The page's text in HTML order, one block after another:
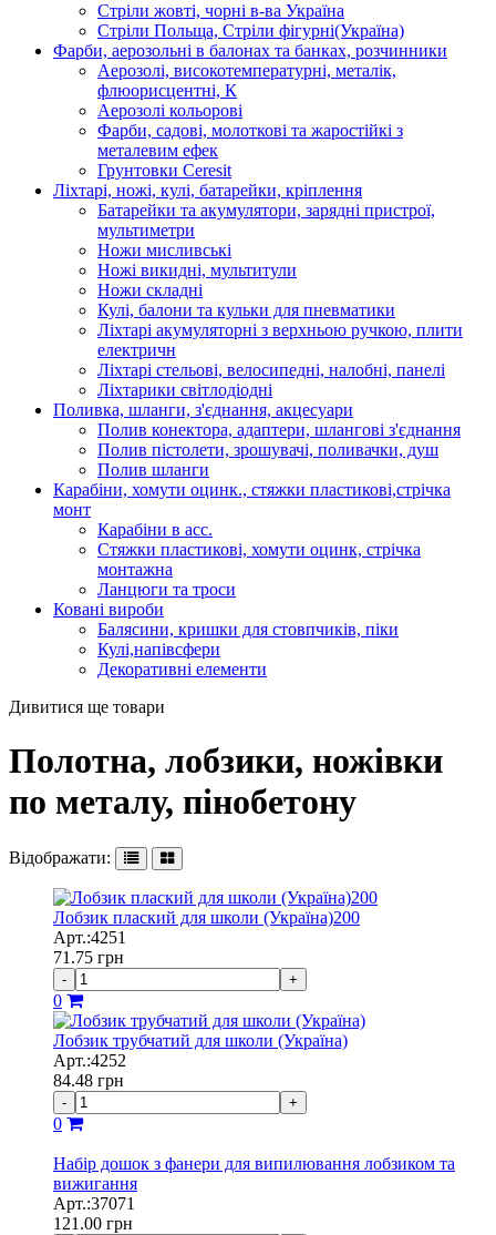
Стріли жовті, чорні в-ва Україна
Стріли Польща, Стріли фігурні(Україна)
Фарби, аерозольні в балонах та банках, розчинники
Аерозолі, високотемпературні, металік,
флюорисцентні, К
Аерозолі кольорові
Фарби, садові, молоткові та жаростійкі з
металевим ефек
Грунтовки Ceresit
Ліхтарі, ножі, кулі, батарейки, кріплення
Батарейки та акумулятори, зарядні пристрої,
мультиметри
Ножи мисливські
Ножі викидні, мультитули
Ножи складні
Кулі, балони та кульки для пневматики
Ліхтарі акумуляторні з верхньою ручкою, плити
електричн
Ліхтарі стельові, велосипедні, налобні, панелі
Ліхтарики світлодіодні
Поливка, шланги, з'єднання, акцесуари
Полив конектора, адаптери, шлангові з'єднання
Полив пістолети, зрошувачі, поливачки, душ
Полив шланги
Карабіни, хомути оцинк., стяжки пластикові,стрічка
монт
Карабіни в асс.
Стяжки пластикові, хомути оцинк, стрічка
монтажна
Ланцюги та троси
Ковані вироби
Балясини, кришки для стовпчиків, піки
Кулі,напівсфери
Декоративні елементи
Дивитися ще товари
Полотна, лобзики, ножівки
по металу, пінобетону
Відображати:
Лобзик плаский для школи (Україна)200
Арт.:4251
71.75 грн
- +
0
Лобзик трубчатий для школи (Україна)
Арт.:4252
84.48 грн
- +
0
Набір дошок з фанери для випилювання лобзиком та
вижигання
Арт.:37071
121.00 грн